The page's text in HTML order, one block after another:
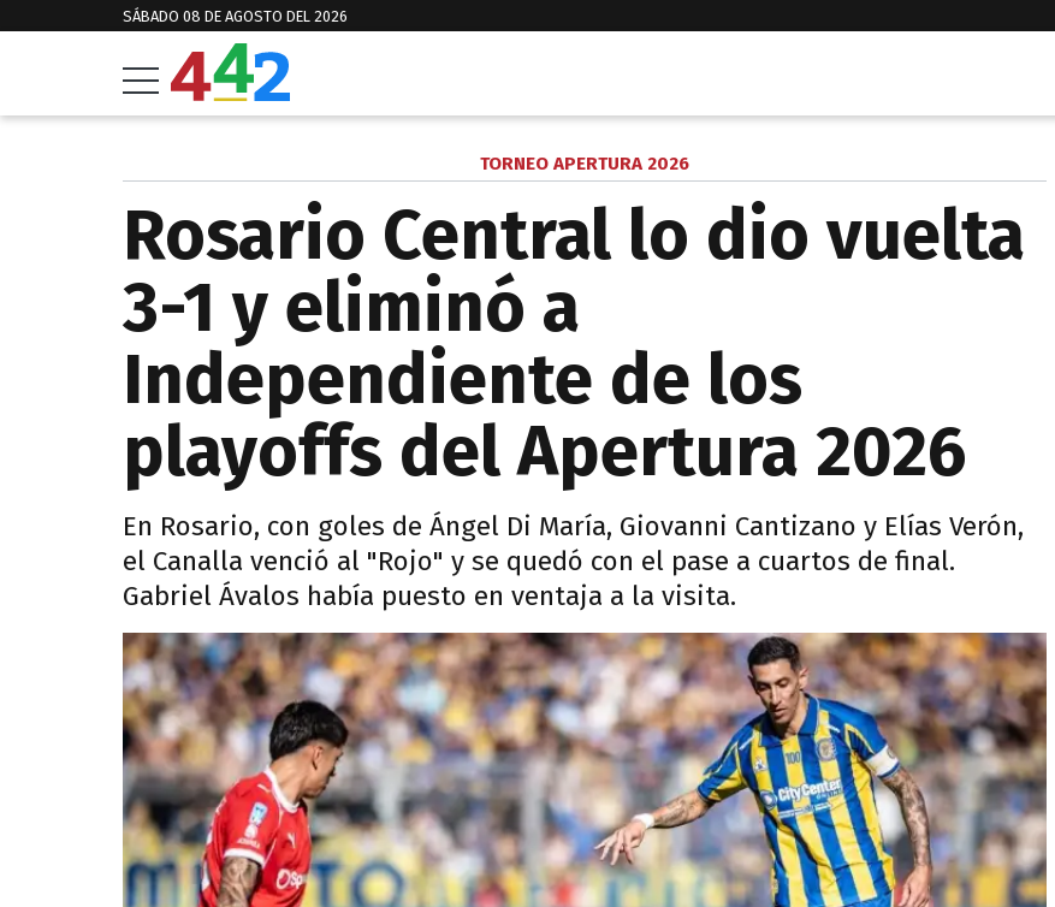
SÁBADO 08 DE AGOSTO DEL 2026
TORNEO APERTURA 2026
Rosario Central lo dio vuelta
3-1 y eliminó a
Independiente de los
playoffs del Apertura 2026
En Rosario, con goles de Ángel Di María, Giovanni Cantizano y Elías Verón,
el Canalla venció al "Rojo" y se quedó con el pase a cuartos de final.
Gabriel Ávalos había puesto en ventaja a la visita.